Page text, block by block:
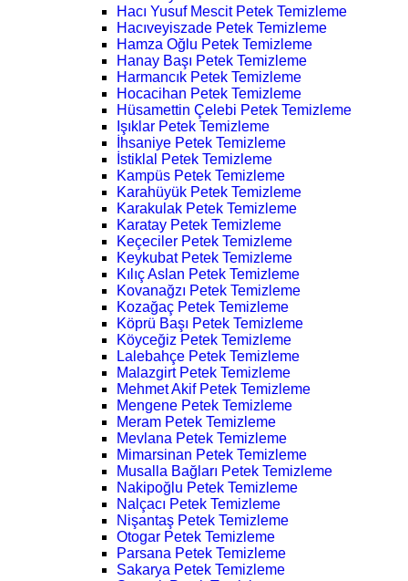
Hacı Yusuf Mescit Petek Temizleme
Hacıveyiszade Petek Temizleme
Hamza Oğlu Petek Temizleme
Hanay Başı Petek Temizleme
Harmancık Petek Temizleme
Hocacihan Petek Temizleme
Hüsamettin Çelebi Petek Temizleme
Işıklar Petek Temizleme
İhsaniye Petek Temizleme
İstiklal Petek Temizleme
Kampüs Petek Temizleme
Karahüyük Petek Temizleme
Karakulak Petek Temizleme
Karatay Petek Temizleme
Keçeciler Petek Temizleme
Keykubat Petek Temizleme
Kılıç Aslan Petek Temizleme
Kovanağzı Petek Temizleme
Kozağaç Petek Temizleme
Köprü Başı Petek Temizleme
Köyceğiz Petek Temizleme
Lalebahçe Petek Temizleme
Malazgirt Petek Temizleme
Mehmet Akif Petek Temizleme
Mengene Petek Temizleme
Meram Petek Temizleme
Mevlana Petek Temizleme
Mimarsinan Petek Temizleme
Musalla Bağları Petek Temizleme
Nakipoğlu Petek Temizleme
Nalçacı Petek Temizleme
Nişantaş Petek Temizleme
Otogar Petek Temizleme
Parsana Petek Temizleme
Sakarya Petek Temizleme